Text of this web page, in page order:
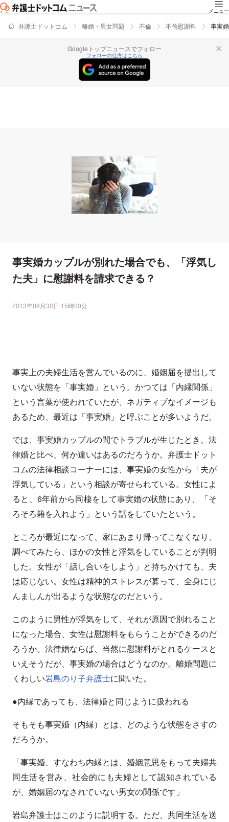
メニュー
弁護士ドットコム 離婚・男女問題 不倫 不倫慰謝料 事実
Googleトップニュースでフォロー
フォローの仕方はこちら
事実婚カップルが別れた場合でも、「浮気し
た夫」に慰謝料を請求できる？
2013年08月30日 15時00分
事実上の夫婦生活を営んでいるのに、婚姻届を提出して
いない状態を「事実婚」という。かつては「内縁関係」
という言葉が使われていたが、ネガティブなイメージも
あるため、最近は「事実婚」と呼ぶことが多いようだ。
では、事実婚カップルの間でトラブルが生じたとき、法
律婚と比べ、何か違いはあるのだろうか。弁護士ドット
コムの法律相談コーナーには、事実婚の女性から「夫が
浮気している」という相談が寄せられている。女性によ
ると、6年前から同棲をして事実婚の状態にあり、「そ
ろそろ籍を入れよう」という話をしていたという。
ところが最近になって、家にあまり帰ってこなくなり、
調べてみたら、ほかの女性と浮気をしていることが判明
した。女性が「話し合いをしよう」と持ちかけても、夫
は応じない。女性は精神的ストレスが募って、全身にじ
んましんが出るような状態なのだという。
このように男性が浮気をして、それが原因で別れること
になった場合、女性は慰謝料をもらうことができるのだ
ろうか。法律婚ならば、当然に慰謝料がとれるケースと
いえそうだが、事実婚の場合はどうなのか。離婚問題に
くわしい岩島のり子弁護士に聞いた。
●内縁であっても、法律婚と同じように扱われる
そもそも事実婚（内縁）とは、どのような状態をさすの
だろうか。
「事実婚、すなわち内縁とは、婚姻意思をもって夫婦共
同生活を営み、社会的にも夫婦として認知されている
が、婚姻届のなされていない男女の関係です」
岩島弁護士はこのように説明する。ただ、共同生活を送